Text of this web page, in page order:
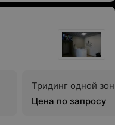
Тридинг одной
Цена по запросу